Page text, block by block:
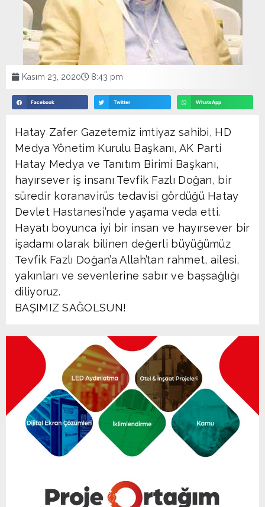
Kasım 23, 2020 8:43 pm
Facebook Twitter WhatsApp
Hatay Zafer Gazetemiz imtiyaz sahibi, HD
Medya Yönetim Kurulu Başkanı, AK Parti
Hatay Medya ve Tanıtım Birimi Başkanı,
hayırsever iş insanı Tevfik Fazlı Doğan, bir
süredir koranavirüs tedavisi gördüğü Hatay
Devlet Hastanesi’nde yaşama veda etti.
Hayatı boyunca iyi bir insan ve hayırsever bir
işadamı olarak bilinen değerli büyüğümüz
Tevfik Fazlı Doğan’a Allah’tan rahmet, ailesi,
yakınları ve sevenlerine sabır ve başsağlığı
diliyoruz.
BAŞIMIZ SAĞOLSUN!